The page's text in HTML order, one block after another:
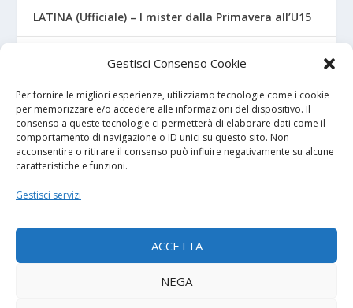
Gestisci Consenso Cookie
Per fornire le migliori esperienze, utilizziamo tecnologie come i cookie
per memorizzare e/o accedere alle informazioni del dispositivo. Il
consenso a queste tecnologie ci permetterà di elaborare dati come il
comportamento di navigazione o ID unici su questo sito. Non
acconsentire o ritirare il consenso può influire negativamente su alcune
caratteristiche e funzioni.
Gestisci servizi
ACCETTA
NEGA
LATINA (Ufficiale) – I mister dalla Primavera all’U15
CROTONE – Primavera/Under 17, novità sui nuovi
I NOSTRI SPONSOR
Calcio Panchina
Diretta.it